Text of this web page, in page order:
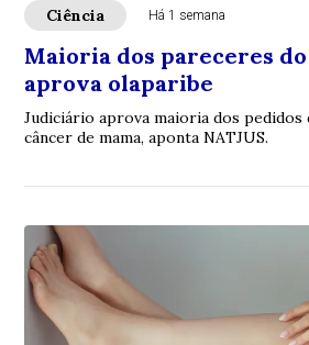
Ciência Há 1 semana
Maioria dos pareceres do
aprova olaparibe
Judiciário aprova maioria dos
câncer de mama, aponta NATJUS.